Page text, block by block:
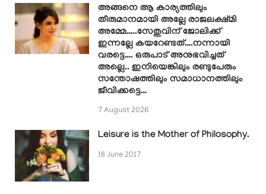
അങ്ങനെ ആ കാര്യത്തിലും
തീരുമാനമായി അല്ലേ രാജലക്ഷ്മി
അമ്മേ…..സേതുവിന് ജോലിക്ക്
ഇന്നല്ലേ കയറേണ്ടത്….നന്നായി
വരട്ടെ…. ഒരുപാട് അനുഭവിച്ചത്
അല്ലെ.. ഇനിയെങ്കിലും രണ്ടുപേരും
സന്തോഷത്തിലും സമാധാനത്തിലും
ജീവിക്കട്ടെ…
7 August 2026
Leisure is the Mother of Philosophy.
18 June 2017